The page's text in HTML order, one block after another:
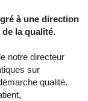
à une direction
la qualité.
notre directeur
sur
qualité.